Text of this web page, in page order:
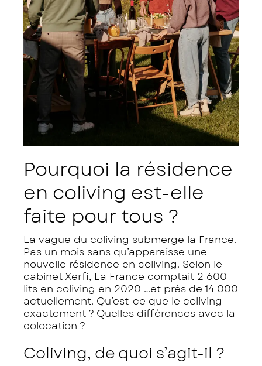
Pourquoi la résidence
en coliving est-elle
faite pour tous ?
La vague du coliving submerge la France.
Pas un mois sans qu’apparaisse une
nouvelle résidence en coliving. Selon le
cabinet Xerfi, La France comptait 2 600
lits en coliving en 2020 …et près de 14 000
actuellement. Qu’est-ce que le coliving
exactement ? Quelles différences avec la
colocation ?
Coliving, de quoi s’agit-il ?